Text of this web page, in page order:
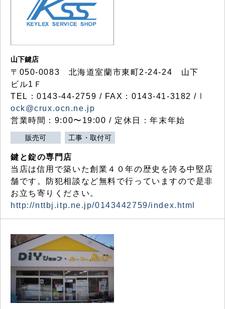
山下鍵店
〒050-0083 北海道室蘭市東町2-24-24 山下
ビル1Ｆ
TEL：0143-44-2759 / FAX：0143-41-3182 /
ock@crux.ocn.ne.jp
営業時間：9:00〜19:00 / 定休日：年末年始
販売可 工事・取付可
鍵と錠の専門店
当店は信用で築いた創業４０年の歴史を誇る中堅店
舗です。防犯相談など無料で行っていますので是非
お立ち寄りください。
http://nttbj.itp.ne.jp/0143442759/index.html